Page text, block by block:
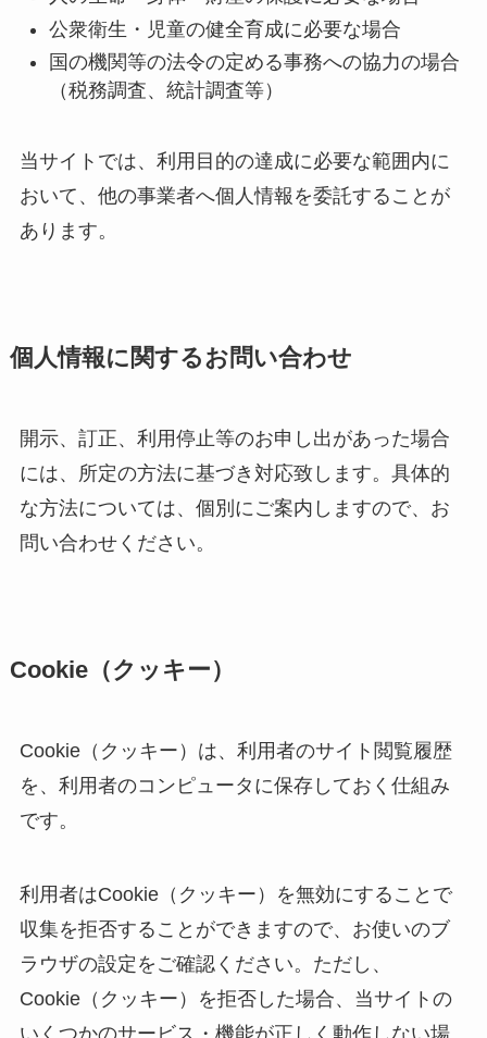
公衆衛生・児童の健全育成に必要な場合
国の機関等の法令の定める事務への協力の場合
（税務調査、統計調査等）
当サイトでは、利用目的の達成に必要な範囲内に
おいて、他の事業者へ個人情報を委託することが
あります。
個人情報に関するお問い合わせ
開示、訂正、利用停止等のお申し出があった場合
には、所定の方法に基づき対応致します。具体的
な方法については、個別にご案内しますので、お
問い合わせください。
Cookie（クッキー）
Cookie（クッキー）は、利用者のサイト閲覧履歴
を、利用者のコンピュータに保存しておく仕組み
です。
利用者はCookie（クッキー）を無効にすることで
収集を拒否することができますので、お使いのブ
ラウザの設定をご確認ください。ただし、
Cookie（クッキー）を拒否した場合、当サイトの
いくつかのサービス・機能が正しく動作しない場